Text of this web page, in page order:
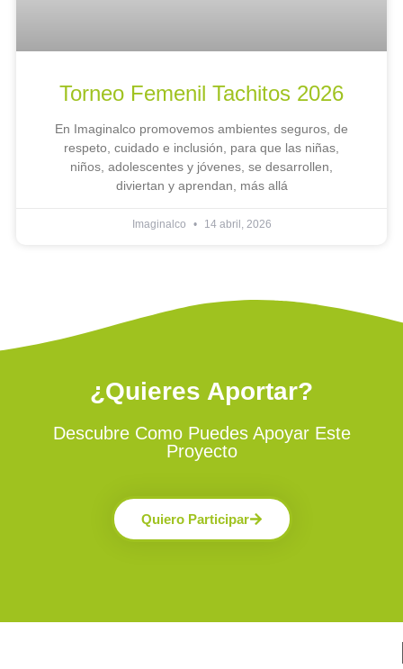
Torneo Femenil Tachitos 2026
En Imaginalco promovemos ambientes seguros, de
respeto, cuidado e inclusión, para que las niñas,
niños, adolescentes y jóvenes, se desarrollen,
diviertan y aprendan, más allá
Imaginalco 14 abril, 2026
¿Quieres Aportar?
Descubre Como Puedes Apoyar Este
Proyecto
Quiero Participar